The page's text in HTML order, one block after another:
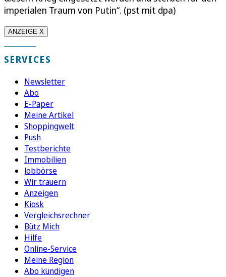
imperialen Traum von Putin“. (pst mit dpa)
ANZEIGE X
SERVICES
Newsletter
Abo
E-Paper
Meine Artikel
Shoppingwelt
Push
Testberichte
Immobilien
Jobbörse
Wir trauern
Anzeigen
Kiosk
Vergleichsrechner
Bütz Mich
Hilfe
Online-Service
Meine Region
Abo kündigen